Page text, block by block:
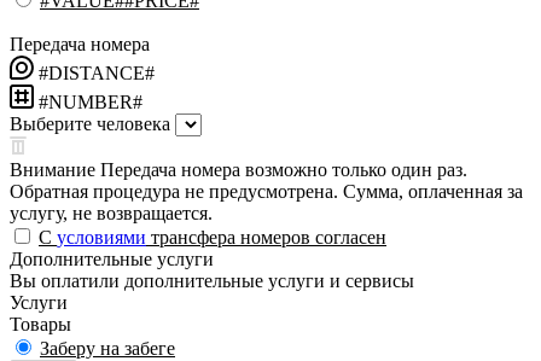
Передача номера
#DISTANCE#
#NUMBER#
Выберите человека
Внимание Передача номера возможно только один раз.
Обратная процедура не предусмотрена. Сумма, оплаченная за
услугу, не возвращается.
С условиями трансфера номеров согласен
Дополнительные услуги
Вы оплатили дополнительные услуги и сервисы
Услуги
Товары
Заберу на забеге